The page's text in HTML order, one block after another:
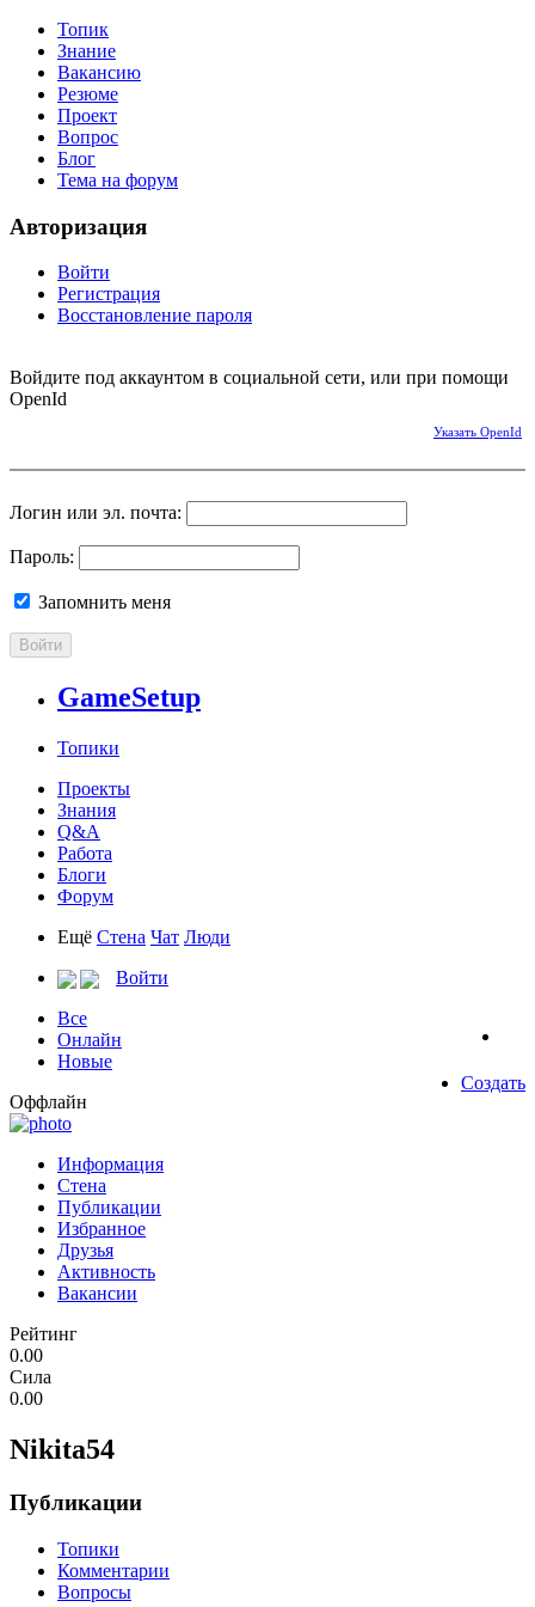
Топик
Знание
Вакансию
Резюме
Проект
Вопрос
Блог
Тема на форум
Авторизация
Войти
Регистрация
Восстановление пароля
Войдите под аккаунтом в социальной сети, или при помощи
OpenId
Указать OpenId
Логин или эл. почта:
Пароль:
Запомнить меня
Войти
GameSetup
Топики
Проекты
Знания
Q&A
Работа
Блоги
Форум
Ещё Стена Чат Люди
Войти
Все
Онлайн
Новые
Создать
Оффлайн
Информация
Стена
Публикации
Избранное
Друзья
Активность
Вакансии
Рейтинг
0.00
Сила
0.00
Nikita54
Публикации
Топики
Комментарии
Вопросы